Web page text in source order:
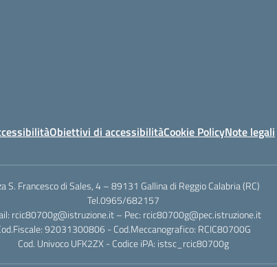
Obiettivi di accessibilitàCookie PolicyNote legali
S. Francesco di Sales, 4 – 89131 Gallina di Reggio Calabria (RC)
Tel.0965/682157
rcic80700g@istruzione.it – Pec: rcic80700g@pec.istruzione.it
92031300806 - Cod.Meccanografico: RCIC80700G
Cod. Univoco UFK2ZX - Codice iPA: istsc_rcic80700g